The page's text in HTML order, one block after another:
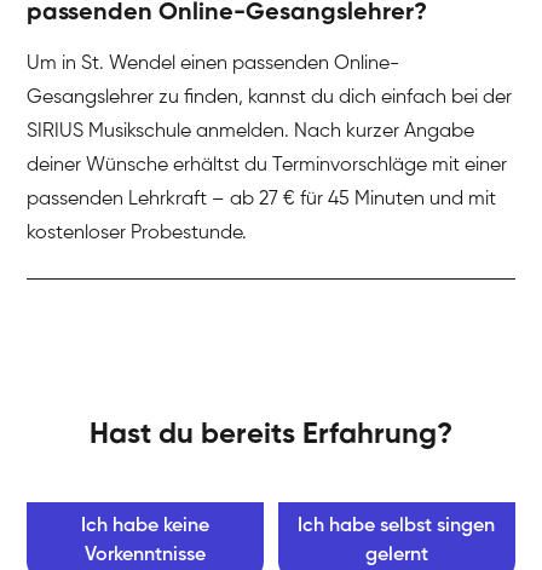
passenden Online-Gesangslehrer?
Um in St. Wendel einen passenden Online-
Gesangslehrer zu finden, kannst du dich einfach bei der
SIRIUS Musikschule anmelden. Nach kurzer Angabe
deiner Wünsche erhältst du Terminvorschläge mit einer
passenden Lehrkraft – ab 27 € für 45 Minuten und mit
kostenloser Probestunde.
Hast du bereits Erfahrung?
Ich habe keine
Vorkenntnisse
Ich habe selbst singen
gelernt